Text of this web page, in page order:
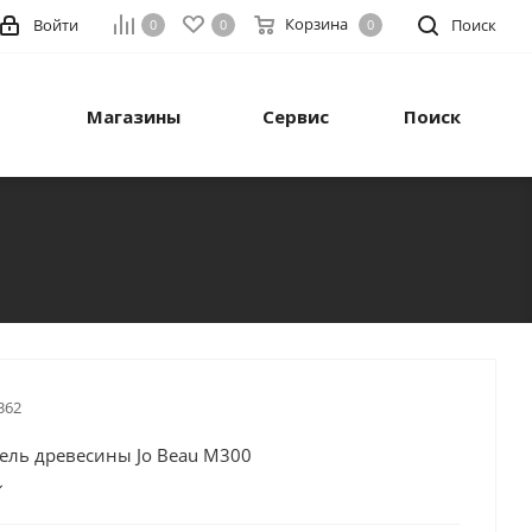
Поиск
0 0 Корзина 0
Войти
Магазины Сервис Поиск
древесины Jo Beau M300